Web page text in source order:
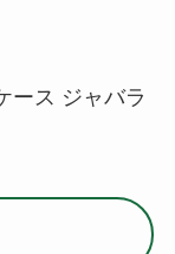
ース ジャバラ